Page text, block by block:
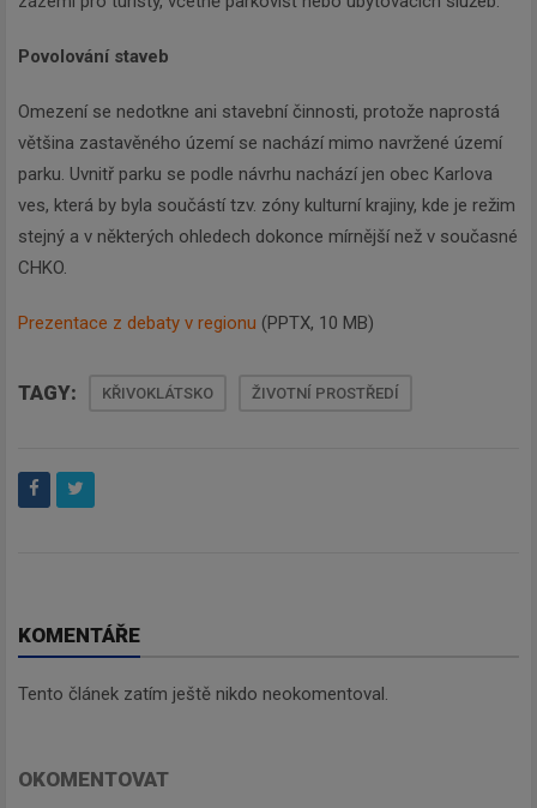
Povolování staveb
Omezení se nedotkne ani stavební činnosti, protože naprostá
většina zastavěného území se nachází mimo navržené území
parku. Uvnitř parku se podle návrhu nachází jen obec Karlova
ves, která by byla součástí tzv. zóny kulturní krajiny, kde je režim
stejný a v některých ohledech dokonce mírnější než v současné
CHKO.
Prezentace z debaty v regionu (PPTX, 10 MB)
TAGY: KŘIVOKLÁTSKO ŽIVOTNÍ PROSTŘEDÍ
KOMENTÁŘE
Tento článek zatím ještě nikdo neokomentoval.
OKOMENTOVAT